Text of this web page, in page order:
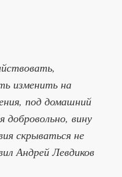
изменить на
под домашний
вину
скрываться не
Андрей Левдиков